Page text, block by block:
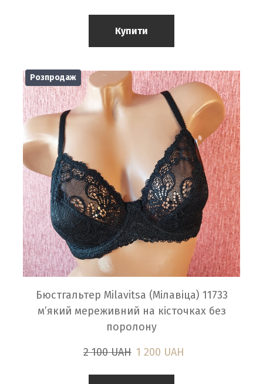
Купити
Розпродаж
Бюстгальтер Milavitsa (Мілавіца) 11733
м’який мереживний на кісточках без
поролону
2 100 UAH 1 200 UAH